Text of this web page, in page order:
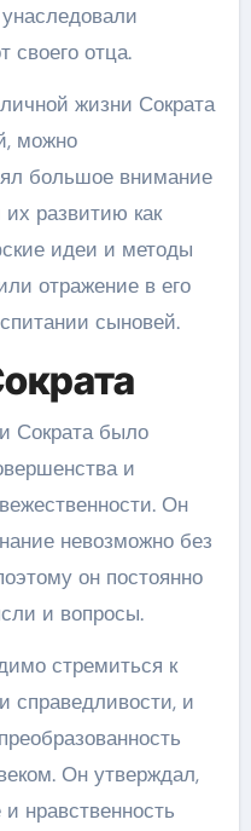
отца.
жизни Сократа
можно
большое внимание
развитию как
идеи и методы
отражение в его
сыновей.
Сократа было
и
Он
невозможно без
он постоянно
и вопросы.
стремиться к
справедливости, и
Он утверждал,
нравственность